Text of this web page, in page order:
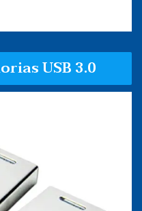
USB 3.0